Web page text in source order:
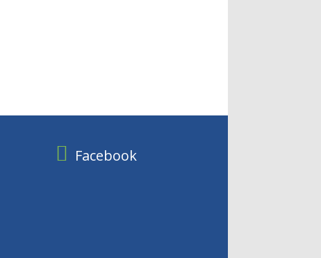
Facebook